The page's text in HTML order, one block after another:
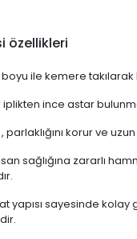
özellikleri
ile kemere takılarak
ince astar
korur ve
sağlığına zararlı
yapısı sayesinde kolay